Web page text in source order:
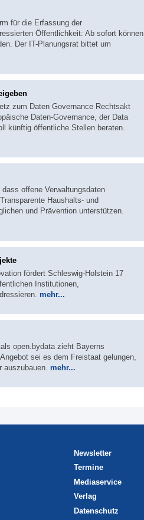
für die Erfassung der
Öffentlichkeit: Ab sofort können
Der IT-Planungsrat bittet um
zum Daten Governance Rechtsakt
Daten-Governance, der Data
künftig öffentliche Stellen beraten.
offene Verwaltungsdaten
Haushalts- und
und Prävention unterstützen.
fördert Schleswig-Holstein 17
Institutionen,
mehr...
open.bydata zieht Bayerns
sei es dem Freistaat gelungen,
auszubauen. mehr...
Newsletter
Termine
Mediaservice
Verlag
Datenschutz